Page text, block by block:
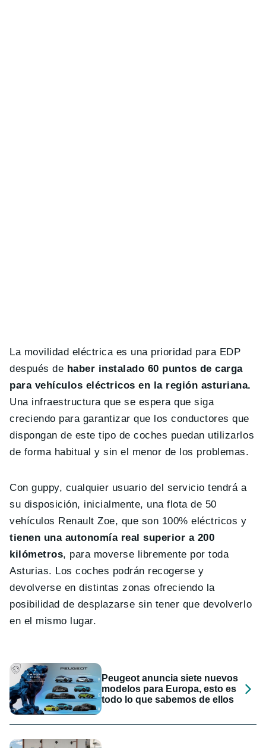
La movilidad eléctrica es una prioridad para EDP
después de haber instalado 60 puntos de carga
para vehículos eléctricos en la región asturiana.
Una infraestructura que se espera que siga
creciendo para garantizar que los conductores que
dispongan de este tipo de coches puedan utilizarlos
de forma habitual y sin el menor de los problemas.
Con guppy, cualquier usuario del servicio tendrá a
su disposición, inicialmente, una flota de 50
vehículos Renault Zoe, que son 100% eléctricos y
tienen una autonomía real superior a 200
kilómetros, para moverse libremente por toda
Asturias. Los coches podrán recogerse y
devolverse en distintas zonas ofreciendo la
posibilidad de desplazarse sin tener que devolverlo
en el mismo lugar.
Peugeot anuncia siete nuevos
modelos para Europa, esto es
todo lo que sabemos de ellos